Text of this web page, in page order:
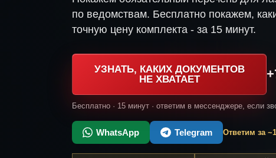
по ведомствам. Бесплатно покажем,
точную цену комплекта - за 15 минут.
УЗНАТЬ, КАКИХ ДОКУМЕНТОВ
НЕ ХВАТАЕТ
Бесплатно · 15 минут · ответим в мессенджере, если
WhatsApp Telegram Ответим за